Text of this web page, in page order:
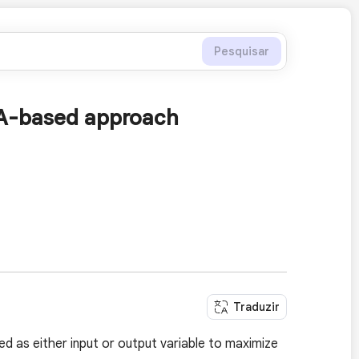
Pesquisar
based approach
Traduzir
as either input or output variable to maximize